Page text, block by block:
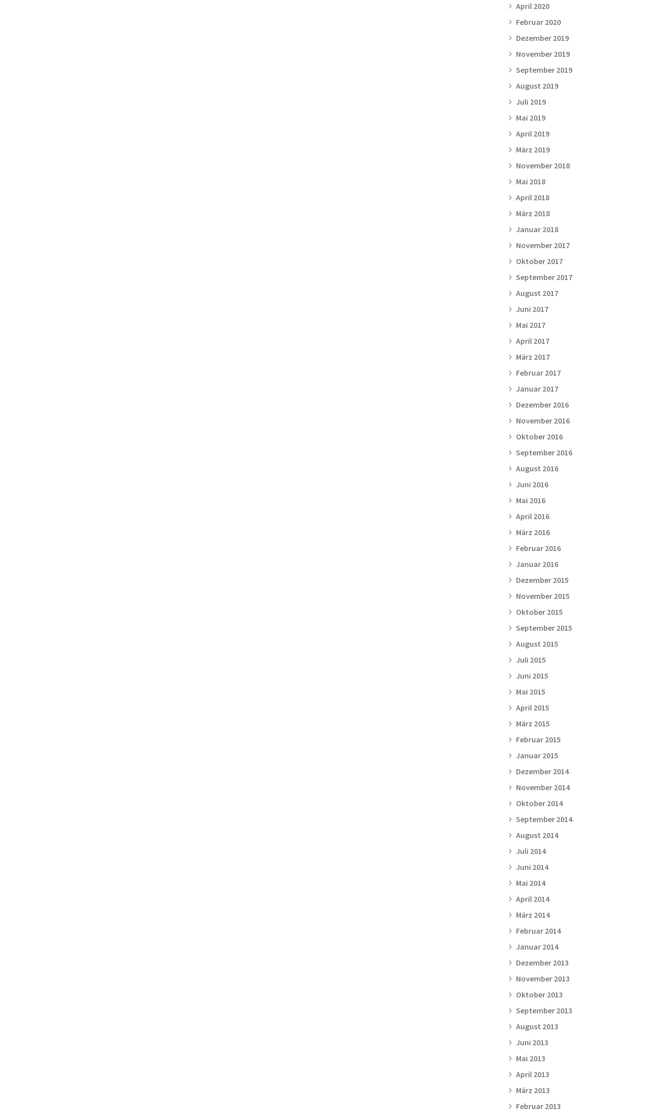
April 2020
Februar 2020
Dezember 2019
November 2019
September 2019
August 2019
Juli 2019
Mai 2019
April 2019
März 2019
November 2018
Mai 2018
April 2018
März 2018
Januar 2018
November 2017
Oktober 2017
September 2017
August 2017
Juni 2017
Mai 2017
April 2017
März 2017
Februar 2017
Januar 2017
Dezember 2016
November 2016
Oktober 2016
September 2016
August 2016
Juni 2016
Mai 2016
April 2016
März 2016
Februar 2016
Januar 2016
Dezember 2015
November 2015
Oktober 2015
September 2015
August 2015
Juli 2015
Juni 2015
Mai 2015
April 2015
März 2015
Februar 2015
Januar 2015
Dezember 2014
November 2014
Oktober 2014
September 2014
August 2014
Juli 2014
Juni 2014
Mai 2014
April 2014
März 2014
Februar 2014
Januar 2014
Dezember 2013
November 2013
Oktober 2013
September 2013
August 2013
Juni 2013
Mai 2013
April 2013
März 2013
Februar 2013